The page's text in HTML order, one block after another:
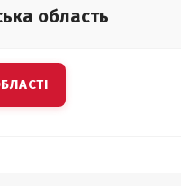
область